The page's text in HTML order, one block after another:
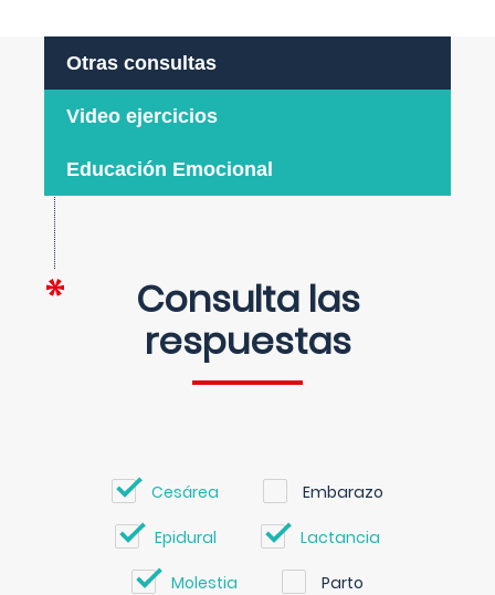
Otras consultas
Video ejercicios
Educación Emocional
Consulta las
respuestas
Cesárea Embarazo
Epidural Lactancia
Molestia Parto